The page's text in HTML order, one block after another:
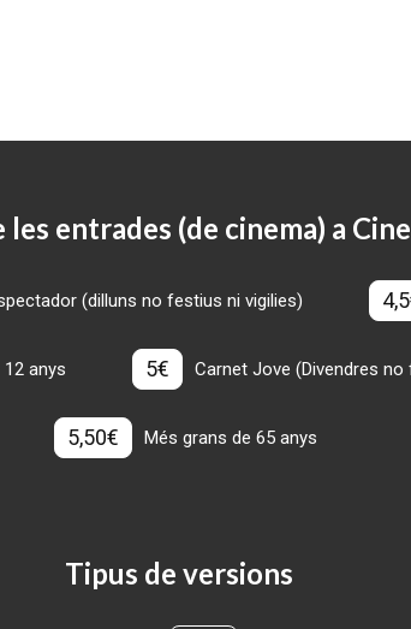
les entrades (de cinema) a
(dilluns no festius ni vigilies)
anys 5€ Carnet Jove (Divendres
5,50€ Més grans de 65 anys
Tipus de versions